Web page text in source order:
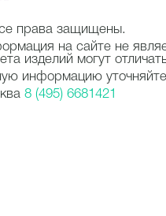
права защищены.
на сайте не
изделий могут
информацию
8 (495) 6681421